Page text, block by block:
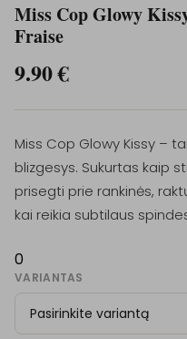
Miss Cop Glowy
Fraise
9.90€
Miss Cop Glowy Kissy –
blizgesys. Sukurtas kaip
prisegti prie rankinės,
kai reikia subtilaus
0
VARIANTAS